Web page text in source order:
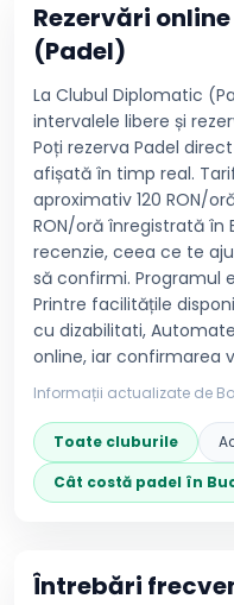
Rezervări
(Padel)
La Clubul Diplomatic
intervalele libere și
Poți rezerva Padel
afișată în timp real.
aproximativ 120 RON/
RON/oră înregistrată în
recenzie, ceea ce te
să confirmi. Programul
Printre facilitățile
cu dizabilitati,
online, iar confirmarea
Informații actualizate de
Toate cluburile
Cât costă padel în
Întrebări